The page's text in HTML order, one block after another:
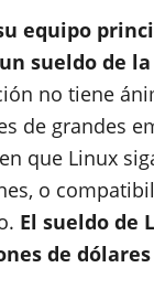
equipo
sueldo de la
no tiene
de grandes
que Linux
o
El sueldo de
de